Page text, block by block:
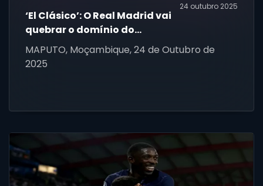
24 outubro 2025
‘El Clásico’: O Real Madrid vai
quebrar o domínio do
Barcelona?
MAPUTO, Moçambique, 24 de Outubro de
2025